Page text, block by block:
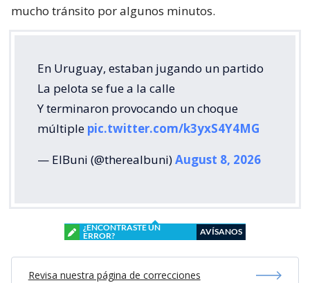
mucho tránsito por algunos minutos.
En Uruguay, estaban jugando un partido
La pelota se fue a la calle
Y terminaron provocando un choque
múltiple pic.twitter.com/k3yxS4Y4MG
— ElBuni (@therealbuni)August 8, 2026
¿ENCONTRASTE UN
ERROR?
AVÍSANOS
Revisa nuestra página de correcciones